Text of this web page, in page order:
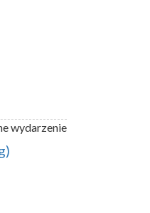
wydarzenie